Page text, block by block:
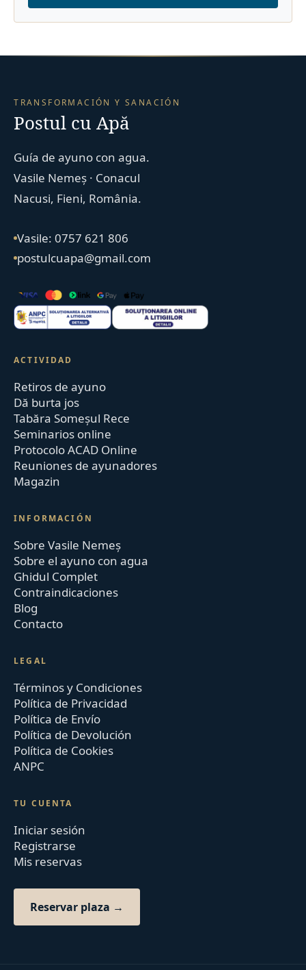
TRANSFORMACIÓN Y SANACIÓN
Postul cu Apă
Guía de ayuno con agua.
Vasile Nemeș · Conacul
Nacusi, Fieni, România.
Vasile: 0757 621 806
postulcuapa@gmail.com
ACTIVIDAD
Retiros de ayuno
Dă burta jos
Tabăra Someșul Rece
Seminarios online
Protocolo ACAD Online
Reuniones de ayunadores
Magazin
INFORMACIÓN
Sobre Vasile Nemeș
Sobre el ayuno con agua
Ghidul Complet
Contraindicaciones
Blog
Contacto
LEGAL
Términos y Condiciones
Política de Privacidad
Política de Envío
Política de Devolución
Política de Cookies
ANPC
TU CUENTA
Iniciar sesión
Registrarse
Mis reservas
Reservar plaza →